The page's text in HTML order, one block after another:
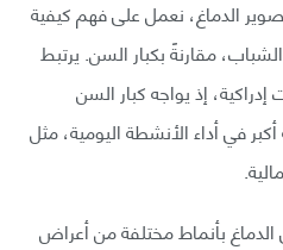
الدماغ، نعمل على فهم كيفية
مقارنةً بكبار السن. يرتبط
إذ يواجه كبار السن
في أداء الأنشطة اليومية، مثل
بأنماط مختلفة من أعراض